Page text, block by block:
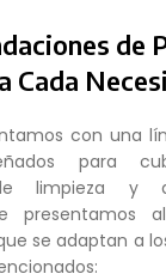
de
Cada
con una
para
limpieza y
presentamos
se adaptan a